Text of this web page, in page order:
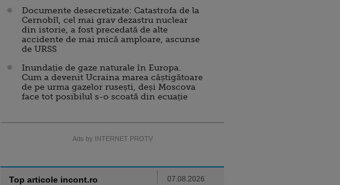
Documente desecretizate: Catastrofa de la
Cernobîl, cel mai grav dezastru nuclear
din istorie, a fost precedată de alte
accidente de mai mică amploare, ascunse
de URSS
Inundație de gaze naturale în Europa.
Cum a devenit Ucraina marea câștigătoare
de pe urma gazelor rusești, deși Moscova
face tot posibilul s-o scoată din ecuație
Ads by INTERNET PROTV
Top articole incont.ro 07.08.2026